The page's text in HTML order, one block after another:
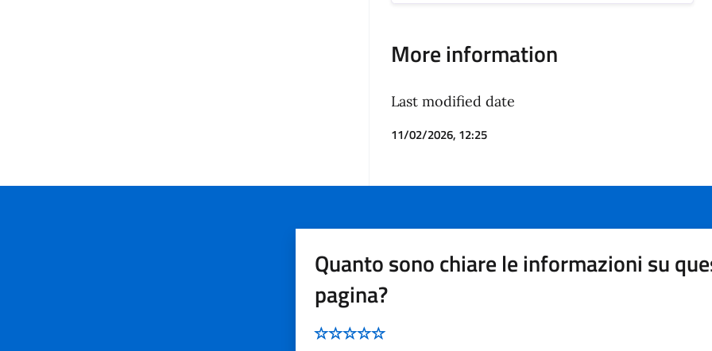
More information
Last modified date
11/02/2026, 12:25
Quanto sono chiare le informazioni su
pagina?